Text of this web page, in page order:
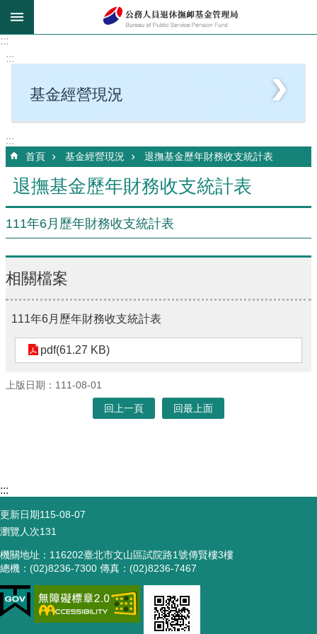
跳到主要內容區塊
:::
:::
基金經營現況
:::
首頁 基金經營現況 退撫基金歷年財務收支統計表
退撫基金歷年財務收支統計表
111年6月歷年財務收支統計表
相關檔案
111年6月歷年財務收支統計表
pdf(61.27 KB)
上版日期：111-08-01
回上一頁 回最上面
:::
更新日期115-08-07
瀏覽人次131
機關地址：116202臺北市文山區試院路1號傳賢樓3樓
總機：(02)8236-7300 傳真：(02)8236-7467